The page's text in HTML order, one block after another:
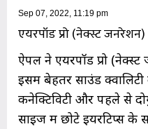
Sep 07, 2022, 11:19 pm
एयरपॉड प्रो (नेक्स्ट जनरेशन)
ऐपल ने एयरपॉड प्रो
इसमें बेहतर साउंड
कनेक्टिविटी और पहले से
साइज में छोटे इयरटिप्स के